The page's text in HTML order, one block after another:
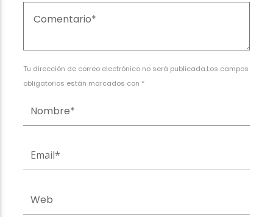
Tu dirección de correo electrónico no será publicada.Los campos
obligatorios están marcados con *